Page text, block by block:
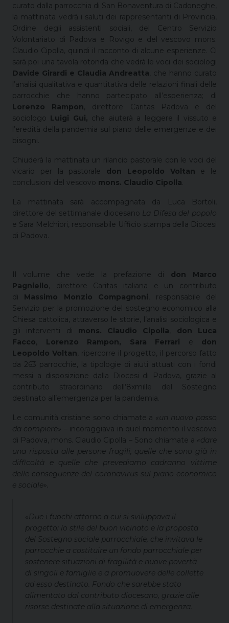
curato dalla parrocchia di San Bonaventura di Cadoneghe,
la mattinata vedrà i saluti dei rappresentanti di Provincia,
Ordine degli assistenti sociali, del Centro Servizio
Volontariato di Padova e Rovigo e del vescovo mons.
Claudio Cipolla, quindi il racconto di alcune esperienze. Ci
sarà poi una tavola rotonda che vedrà le voci dei sociologi
Davide Girardi e Claudia Andreatta, che hanno curato
l’analisi qualitativa e quantitativa delle relazioni finali delle
parrocchie che hanno partecipato all’esperienza; di
Lorenzo Rampon, direttore Caritas Padova e del
sociologo Luigi Gui, che aiuterà a leggere il vissuto e
l’eredità della pandemia sul piano delle emergenze e dei
bisogni.
Chiuderà la mattinata un rilancio pastorale con le voci del
vicario per la pastorale don Leopoldo Voltan e le
conclusioni del vescovo mons. Claudio Cipolla
La mattinata sarà accompagnata da Luca Bortoli,
direttore del settimanale diocesano La Difesa del popolo
e Sara Melchiori, responsabile Ufficio stampa della Diocesi
di Padova.
Il volume che vede la prefazione di don Marco
Pagniello, direttore Caritas italiana e un contributo
di Massimo Monzio Compagnoni, responsabile del
Servizio per la promozione del sostegno economico alla
Chiesa cattolica, attraverso le storie, l’analisi sociologica e
gli interventi di mons. Claudio Cipolla, don Luca
Facco, Lorenzo Rampon, Sara Ferrari e don
Leopoldo Voltan, ripercorre il progetto, il percorso fatto
da 263 parrocchie, la tipologie di aiuti attuati con i fondi
messi a disposizione dalla Diocesi di Padova, grazie al
contributo straordinario dell’8xmille del Sostegno
destinato all’emergenza per la pandemia.
Le comunità cristiane sono chiamate a «un nuovo passo
da compiere» – incoraggiava in quel momento il vescovo
di Padova, mons. Claudio Cipolla – Sono chiamate a «dare
una risposta alle persone fragili, quelle che sono già in
difficoltà e quelle che prevediamo cadranno vittime
delle conseguenze del coronavirus sul piano economico
e sociale».
«Due i fuochi attorno a cui si sviluppava il
progetto: lo stile del buon vicinato e la proposta
del Sostegno sociale parrocchiale, che invitava le
parrocchie a costituire un fondo parrocchiale per
sostenere situazioni di fragilità e nuove povertà
di singoli e famiglie e a promuovere delle collette
ad esso destinato. Fondo che sarebbe stato
alimentato dal contributo diocesano, grazie alle
risorse destinate alla situazione di emergenza.